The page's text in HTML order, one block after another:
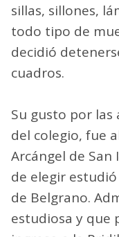
sillas, sillones,
todo tipo de
decidió
cuadros.
Su gusto por las
del colegio, fue
Arcángel de
de elegir
de Belgrano.
estudiosa y que